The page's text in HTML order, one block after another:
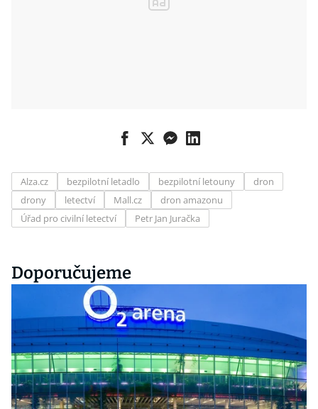
Alza.cz bezpilotní letadlo bezpilotní letouny
dron
drony
letectví Mall.cz
dron amazonu
Úřad pro civilní letectví
Petr Jan Juračka
Doporučujeme